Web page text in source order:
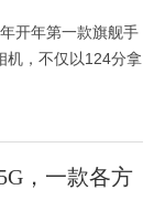
开年第一款旗舰手
，不仅以124分拿
，一款各方